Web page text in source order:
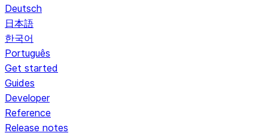
Deutsch
日本語
한국어
Português
Get started
Guides
Developer
Reference
Release notes